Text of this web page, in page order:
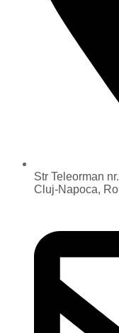
Str Teleorman
Cluj-Napoca,